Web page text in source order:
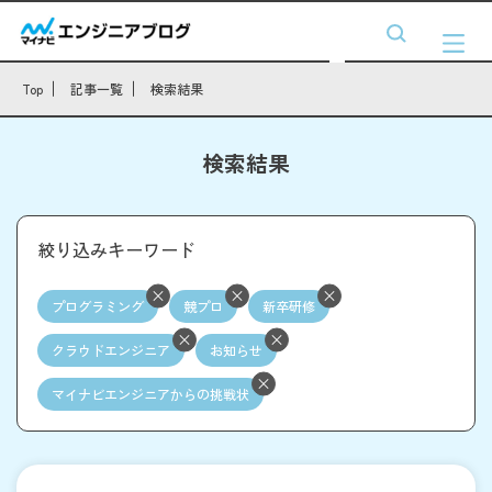
Top 記事一覧 検索結果
検索結果
絞り込みキーワード
プログラミング 競プロ 新卒研修
クラウドエンジニア お知らせ
マイナビエンジニアからの挑戦状